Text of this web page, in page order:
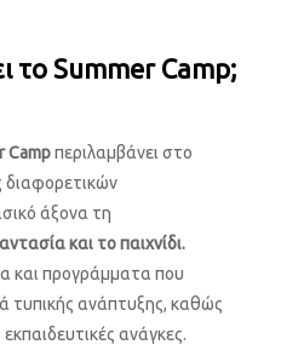
το Summer Camp;
Campπεριλαμβάνει στο
άξονα τη
και το παιχνίδι.
και προγράμματα που
τυπικής ανάπτυξης, καθώς
εκπαιδευτικές ανάγκες.